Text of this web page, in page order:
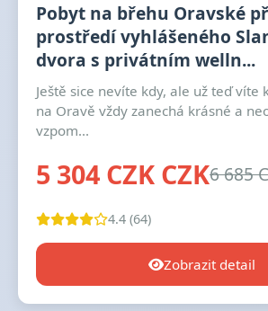
Pobyt na břehu Oravské
prostředí vyhlášeného
dvora s privátním welln...
Ještě sice nevíte kdy, ale už teď víte
na Oravě vždy zanechá krásné a
vzpom...
5 304 CZK CZK6 685
4.4 (64)
Zobrazit detail